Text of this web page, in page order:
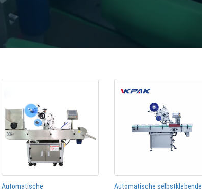
Automatische
Automatische selbstklebende